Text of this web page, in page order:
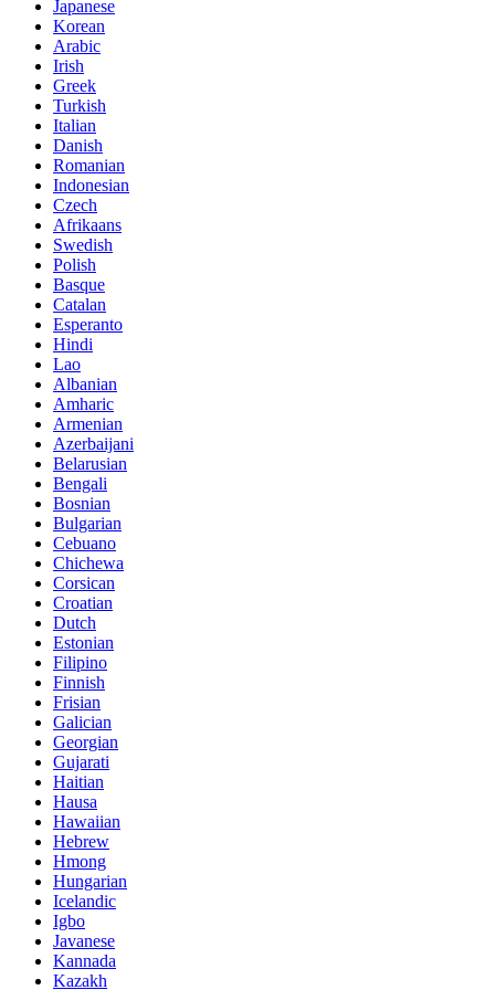
Japanese
Korean
Arabic
Irish
Greek
Turkish
Italian
Danish
Romanian
Indonesian
Czech
Afrikaans
Swedish
Polish
Basque
Catalan
Esperanto
Hindi
Lao
Albanian
Amharic
Armenian
Azerbaijani
Belarusian
Bengali
Bosnian
Bulgarian
Cebuano
Chichewa
Corsican
Croatian
Dutch
Estonian
Filipino
Finnish
Frisian
Galician
Georgian
Gujarati
Haitian
Hausa
Hawaiian
Hebrew
Hmong
Hungarian
Icelandic
Igbo
Javanese
Kannada
Kazakh